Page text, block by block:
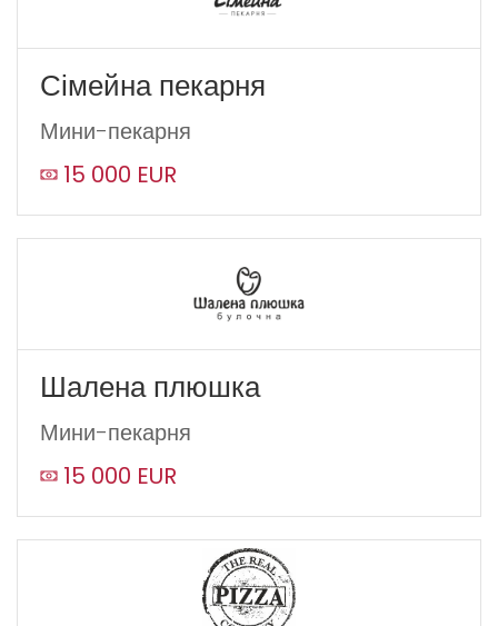
Сімейна пекарня
Мини-пекарня
15 000 EUR
Шалена плюшка
Мини-пекарня
15 000 EUR